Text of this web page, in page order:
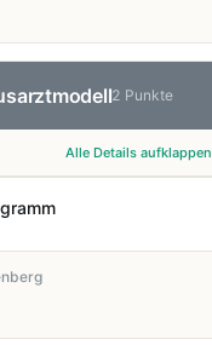
2 Punkte
Alle Details aufklappen